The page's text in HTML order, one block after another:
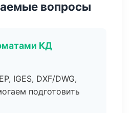
вопросы
КД
IGES, DXF/DWG,
подготовить